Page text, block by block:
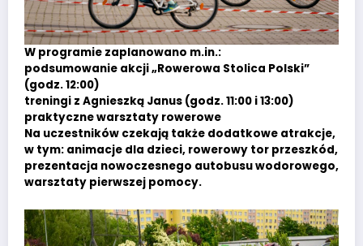
W programie zaplanowano m.in.:
podsumowanie akcji „Rowerowa Stolica Polski”
(godz. 12:00)
treningi z Agnieszką Janus (godz. 11:00 i 13:00)
praktyczne warsztaty rowerowe
Na uczestników czekają także dodatkowe atrakcje,
w tym: animacje dla dzieci, rowerowy tor przeszkód,
prezentacja nowoczesnego autobusu wodorowego,
warsztaty pierwszej pomocy.